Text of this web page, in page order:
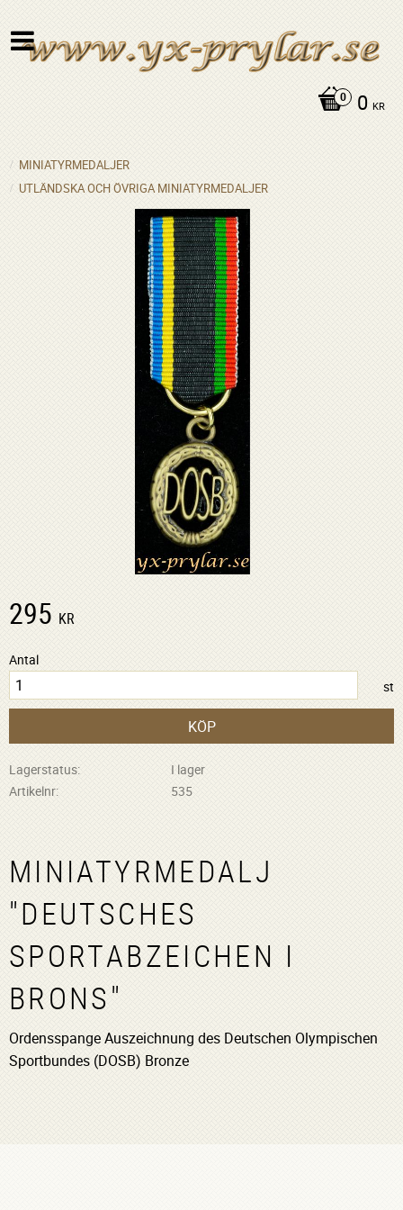
0 KR
MINIATYRMEDALJER
UTLÄNDSKA OCH ÖVRIGA MINIATYRMEDALJER
295 KR
Antal
st
KÖP
Lagerstatus
I lager
Artikelnr
535
MINIATYRMEDALJ
"DEUTSCHES
SPORTABZEICHEN I
BRONS"
Ordensspange Auszeichnung des Deutschen Olympischen
Sportbundes (DOSB) Bronze